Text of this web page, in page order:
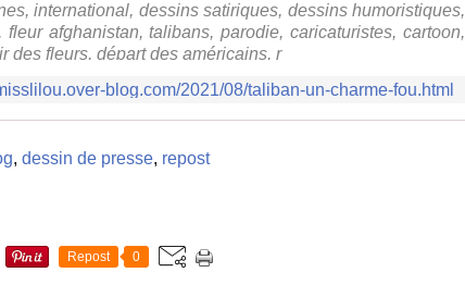
international, dessins satiriques, dessins humoristiques,
fleur afghanistan, talibans, parodie, caricaturistes, cartoon,
des fleurs, départ des américains, r
blog.com/2021/08/taliban-un-charme-fou.html
, dessin de presse, repost
Repost 0